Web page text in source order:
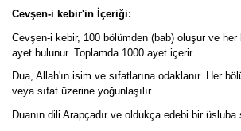
Cevşen-i kebir'in İçeriği:
Cevşen-i kebir, 100 bölümden (bab) oluşur ve her
ayet bulunur. Toplamda 1000 ayet içerir.
Dua, Allah'ın isim ve sıfatlarına odaklanır. Her
veya sıfat üzerine yoğunlaşılır.
Duanın dili Arapçadır ve oldukça edebi bir üsluba